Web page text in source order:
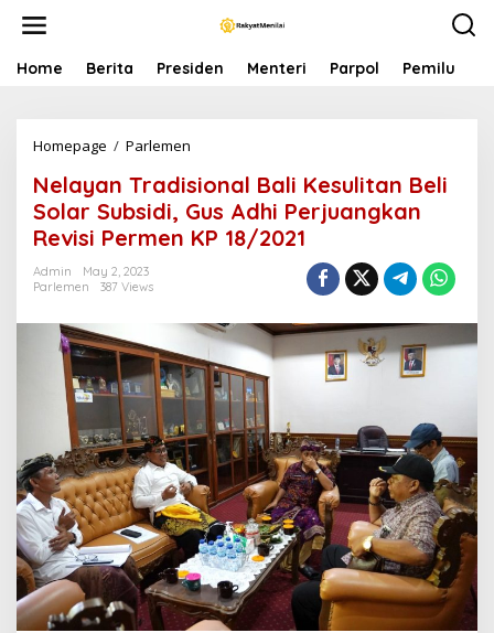
Home Berita Presiden Menteri Parpol Pemilu
Homepage / Parlemen
l
a
y
a
a
i
s
i
o
n
a
l
B
a
i
K
e
s
Nelayan Tradisional Bali Kesulitan Beli
Solar Subsidi, Gus Adhi Perjuangkan
Revisi Permen KP 18/2021
Admin
May 2, 2023
Parlemen
387 Views